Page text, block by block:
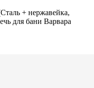
+ нержавейка,
для бани Варвара